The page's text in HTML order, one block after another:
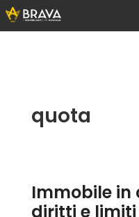
Vai
al
contenuto
quota
Immobile
diritti e